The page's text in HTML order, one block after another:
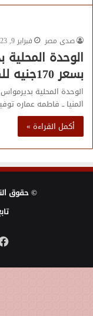
صدى مصر
فبراير 9, 2023
الوحدة
بسعر 170جنيه للكيلو
المنيا ــ فاطمه عماره توفير
أكمل القراءة »
© حقوق النشر 2013 ،